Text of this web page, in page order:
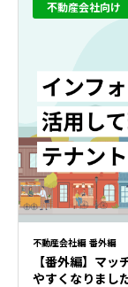
不動産会社編 番外編
【番外編】マ
やすくなりまし
不動産会社向け